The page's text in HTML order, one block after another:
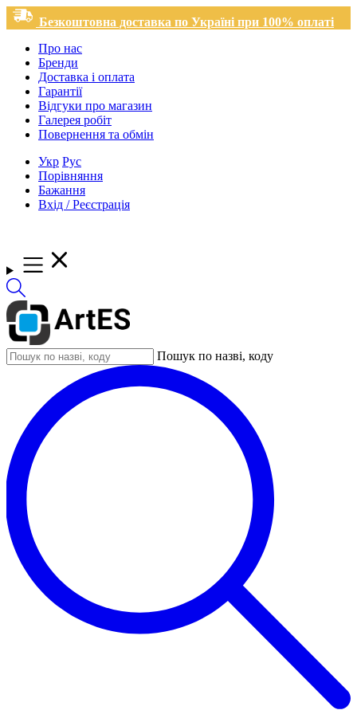
Безкоштовна доставка по Україні при 100% оплаті
Про нас
Бренди
Доставка і оплата
Гарантії
Відгуки про магазин
Галерея робіт
Повернення та обмін
Укр Рус
Порівняння
Бажання
Вхід / Реєстрація
Пошук по назві, коду